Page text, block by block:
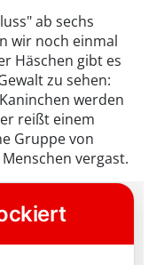
ab sechs
wir noch einmal
Häschen gibt es
zu sehen:
werden
reißt einem
Gruppe von
vergast.